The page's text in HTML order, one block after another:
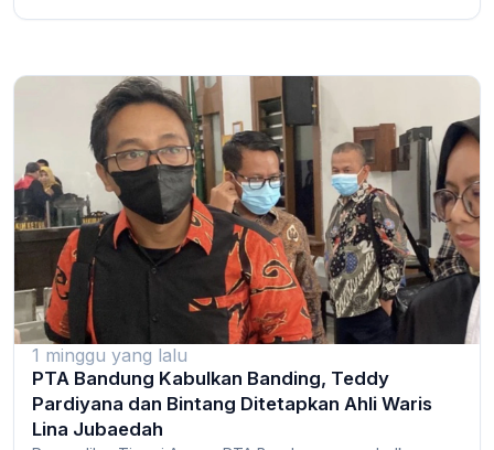
1 minggu yang lalu
PTA Bandung Kabulkan Banding, Teddy
Pardiyana dan Bintang Ditetapkan Ahli Waris
Lina Jubaedah